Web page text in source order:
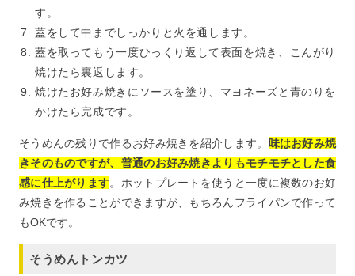
す。
蓋をして中までしっかりと火を通します。
蓋を取ってもう一度ひっくり返して表面を焼き、こんがり
焼けたら裏返します。
焼けたお好み焼きにソースを塗り、マヨネーズと青のりを
かけたら完成です。
そうめんの残りで作るお好み焼きを紹介します。
味はお好み焼
きそのものですが、普通のお好み焼きよりもモチモチとした食
感に仕上がります。ホットプレートを使うと一度に複数のお好
み焼きを作ることができますが、もちろんフライパンで作って
もOKです。
そうめんトンカツ